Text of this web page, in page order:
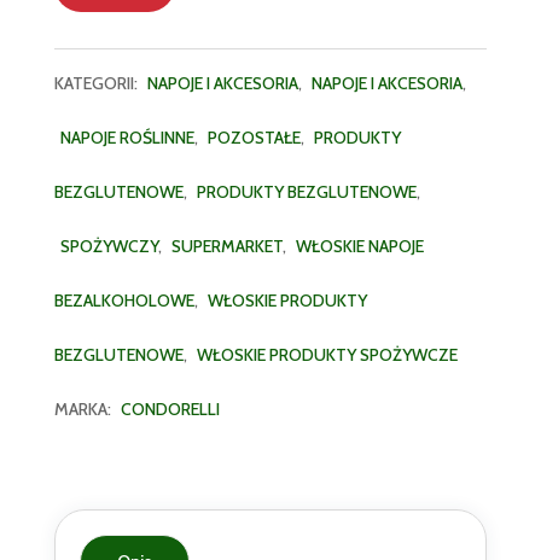
KATEGORII: NAPOJE I AKCESORIA, NAPOJE I AKCESORIA,
NAPOJE ROŚLINNE, POZOSTAŁE, PRODUKTY
BEZGLUTENOWE, PRODUKTY BEZGLUTENOWE,
SPOŻYWCZY, SUPERMARKET, WŁOSKIE NAPOJE
BEZALKOHOLOWE, WŁOSKIE PRODUKTY
BEZGLUTENOWE, WŁOSKIE PRODUKTY SPOŻYWCZE
MARKA: CONDORELLI